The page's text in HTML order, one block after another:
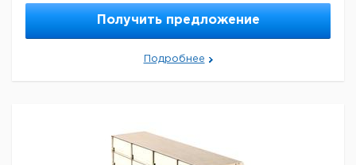
алюминий
Получить предложение
Подробнее